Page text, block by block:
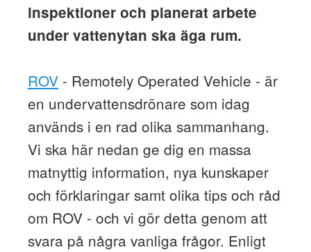
inspektioner och planerat arbete
under vattenytan ska äga rum.
ROV- Remotely Operated Vehicle - är
en undervattensdrönare som idag
används i en rad olika sammanhang.
Vi ska här nedan ge dig en massa
matnyttig information, nya kunskaper
och förklaringar samt olika tips och råd
om ROV - och vi gör detta genom att
svara på några vanliga frågor. Enligt